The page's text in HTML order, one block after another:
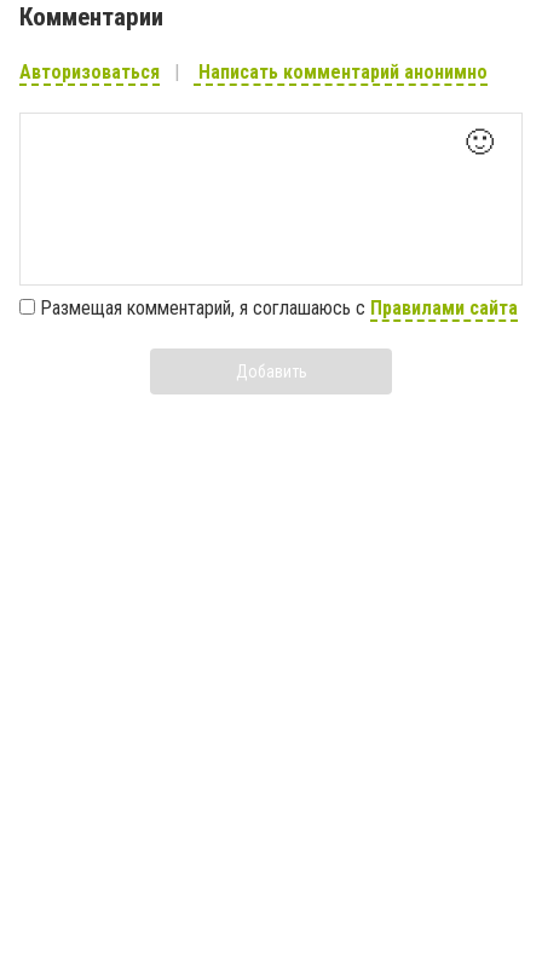
Комментарии
Авторизоваться Написать комментарий анонимно
🙂
Размещая комментарий, я соглашаюсь с Правилами сайта
Добавить